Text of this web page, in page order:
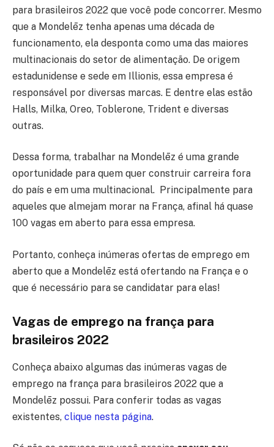
para brasileiros 2022 que você pode concorrer. Mesmo
que a Mondelēz tenha apenas uma década de
funcionamento, ela desponta como uma das maiores
multinacionais do setor de alimentação. De origem
estadunidense e sede em Illionis, essa empresa é
responsável por diversas marcas. E dentre elas estão
Halls, Milka, Oreo, Toblerone, Trident e diversas
outras.
Dessa forma, trabalhar na Mondelēz é uma grande
oportunidade para quem quer construir carreira fora
do país e em uma multinacional. Principalmente para
aqueles que almejam morar na França, afinal há quase
100 vagas em aberto para essa empresa.
Portanto, conheça inúmeras ofertas de emprego em
aberto que a Mondelēz está ofertando na França e o
que é necessário para se candidatar para elas!
Vagas de emprego na frança para
brasileiros 2022
Conheça abaixo algumas das inúmeras vagas de
emprego na frança para brasileiros 2022 que a
Mondelēz possui. Para conferir todas as vagas
existentes, clique nesta página.